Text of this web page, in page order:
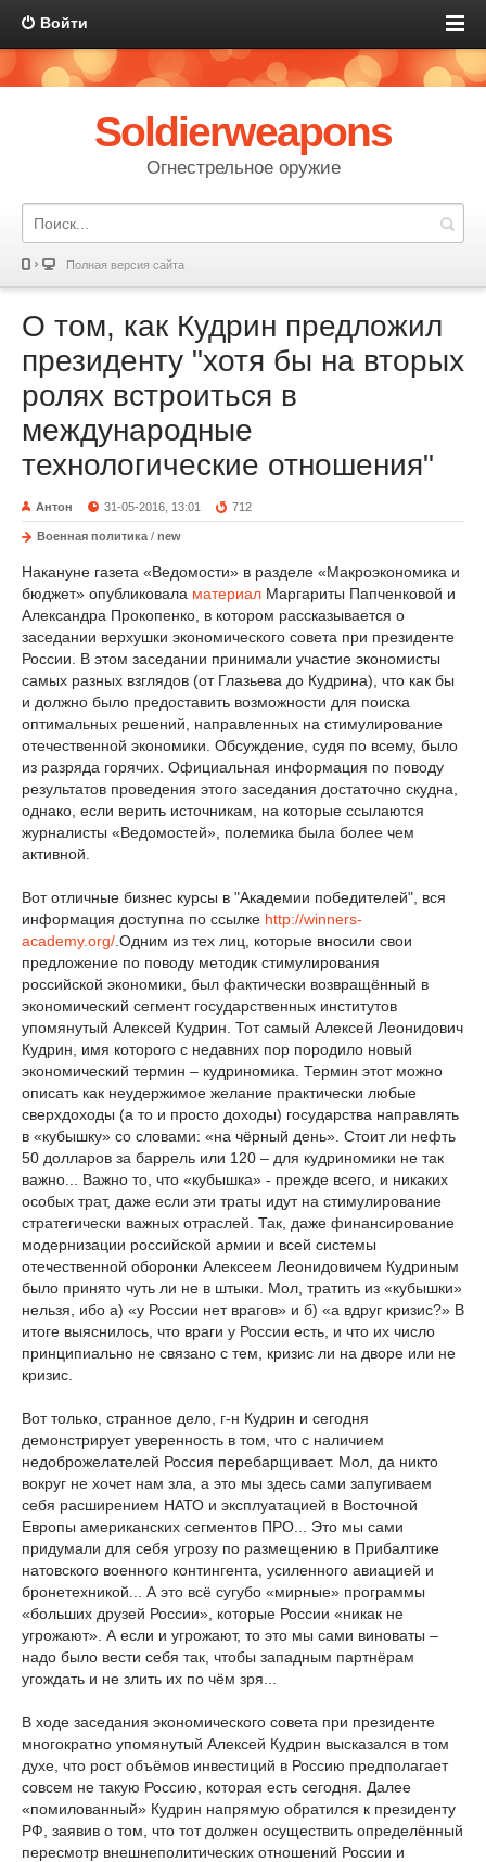
Войти
Soldierweapons
Огнестрельное оружие
Полная версия сайта
О том, как Кудрин предложил
президенту "хотя бы на вторых
ролях встроиться в
международные
технологические отношения"
Антон 31-05-2016, 13:01 712
Военная политика / new
Накануне газета «Ведомости» в разделе «Макроэкономика и
бюджет» опубликовала материал Маргариты Папченковой и
Александра Прокопенко, в котором рассказывается о
заседании верхушки экономического совета при президенте
России. В этом заседании принимали участие экономисты
самых разных взглядов (от Глазьева до Кудрина), что как бы
и должно было предоставить возможности для поиска
оптимальных решений, направленных на стимулирование
отечественной экономики. Обсуждение, судя по всему, было
из разряда горячих. Официальная информация по поводу
результатов проведения этого заседания достаточно скудна,
однако, если верить источникам, на которые ссылаются
журналисты «Ведомостей», полемика была более чем
активной.
Вот отличные бизнес курсы в "Академии победителей", вся
информация доступна по ссылке http://winners-
academy.org/ .Одним из тех лиц, которые вносили свои
предложение по поводу методик стимулирования
российской экономики, был фактически возвращённый в
экономический сегмент государственных институтов
упомянутый Алексей Кудрин. Тот самый Алексей Леонидович
Кудрин, имя которого с недавних пор породило новый
экономический термин – кудриномика. Термин этот можно
описать как неудержимое желание практически любые
сверхдоходы (а то и просто доходы) государства направлять
в «кубышку» со словами: «на чёрный день». Стоит ли нефть
50 долларов за баррель или 120 – для кудриномики не так
важно... Важно то, что «кубышка» - прежде всего, и никаких
особых трат, даже если эти траты идут на стимулирование
стратегически важных отраслей. Так, даже финансирование
модернизации российской армии и всей системы
отечественной оборонки Алексеем Леонидовичем Кудриным
было принято чуть ли не в штыки. Мол, тратить из «кубышки»
нельзя, ибо а) «у России нет врагов» и б) «а вдруг кризис?» В
итоге выяснилось, что враги у России есть, и что их число
принципиально не связано с тем, кризис ли на дворе или не
кризис.
Вот только, странное дело, г-н Кудрин и сегодня
демонстрирует уверенность в том, что с наличием
недоброжелателей Россия перебарщивает. Мол, да никто
вокруг не хочет нам зла, а это мы здесь сами запугиваем
себя расширением НАТО и эксплуатацией в Восточной
Европы американских сегментов ПРО... Это мы сами
придумали для себя угрозу по размещению в Прибалтике
натовского военного контингента, усиленного авиацией и
бронетехникой... А это всё сугубо «мирные» программы
«больших друзей России», которые России «никак не
угрожают». А если и угрожают, то это мы сами виноваты –
надо было вести себя так, чтобы западным партнёрам
угождать и не злить их по чём зря...
В ходе заседания экономического совета при президенте
многократно упомянутый Алексей Кудрин высказался в том
духе, что рост объёмов инвестиций в Россию предполагает
совсем не такую Россию, которая есть сегодня. Далее
«помилованный» Кудрин напрямую обратился к президенту
РФ, заявив о том, что тот должен осуществить определённый
пересмотр внешнеполитических отношений России и